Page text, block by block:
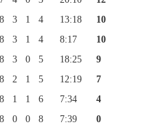
8 3 1 4 13:18
10
8 3 1 4 8:17
10
8 3 0 5 18:25
9
8 2 1 5 12:19
7
8 1 1 6 7:34
4
8 0 0 8 7:39 0